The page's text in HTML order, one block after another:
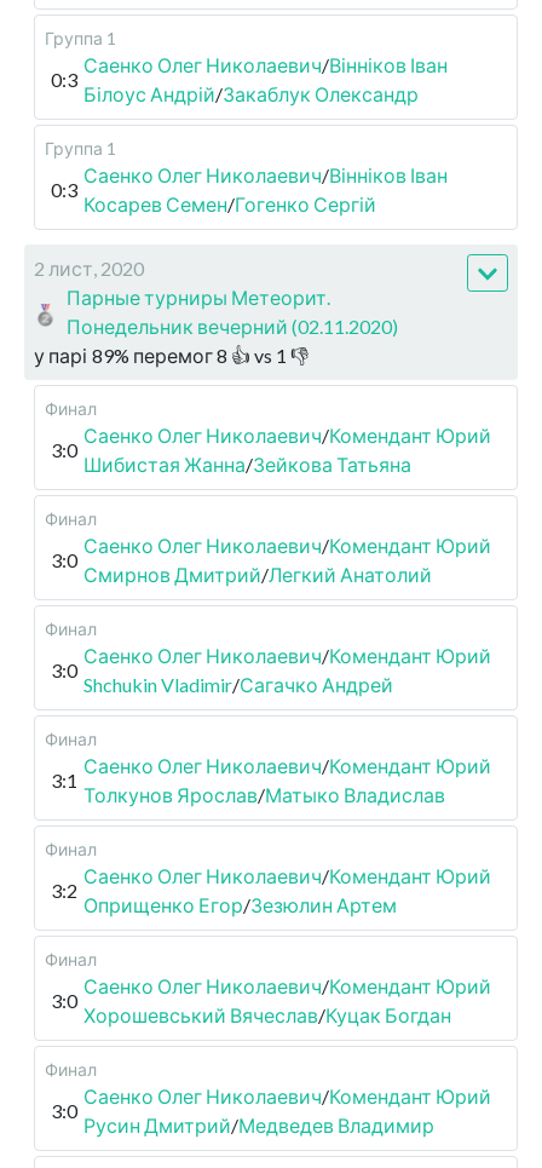
Группа 1
0:3
Саенко Олег Николаевич/Вінніков Іван
Білоус Андрій/Закаблук Олександр
Группа 1
0:3
Саенко Олег Николаевич/Вінніков Іван
Косарев Семен/Гогенко Сергій
2 лист, 2020
Парные турниры Метеорит.
Понедельник вечерний (02.11.2020)
у парі 89% перемог8 👍 vs 1 👎
Финал
3:0
Саенко Олег Николаевич/Комендант Юрий
Шибистая Жанна/Зейкова Татьяна
Финал
3:0
Саенко Олег Николаевич/Комендант Юрий
Смирнов Дмитрий/Легкий Анатолий
Финал
3:0
Саенко Олег Николаевич/Комендант Юрий
Shchukin Vladimir/Сагачко Андрей
Финал
3:1
Саенко Олег Николаевич/Комендант Юрий
Толкунов Ярослав/Матыко Владислав
Финал
3:2
Саенко Олег Николаевич/Комендант Юрий
Оприщенко Егор/Зезюлин Артем
Финал
3:0
Саенко Олег Николаевич/Комендант Юрий
Хорошевський Вячеслав/Куцак Богдан
Финал
3:0
Саенко Олег Николаевич/Комендант Юрий
Русин Дмитрий/Медведев Владимир